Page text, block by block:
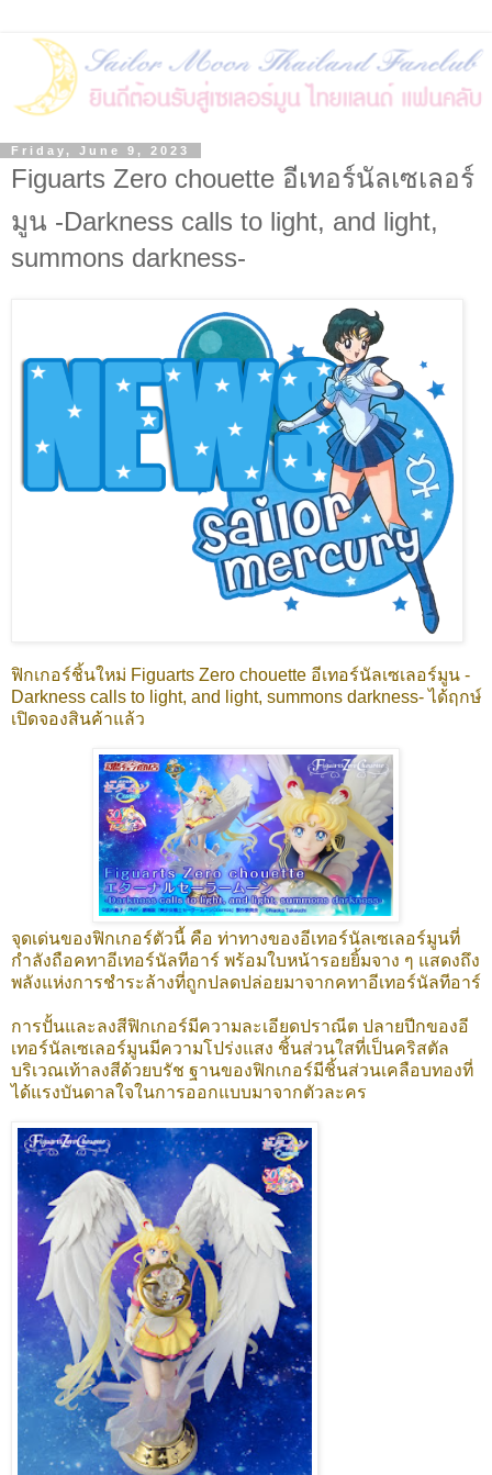
Friday, June 9, 2023
Figuarts Zero chouette อีเทอร์นัลเซเลอร์
มูน -Darkness calls to light, and light,
summons darkness-
ฟิกเกอร์ชิ้นใหม่ Figuarts Zero chouette อีเทอร์นัลเซเลอร์มูน -
Darkness calls to light, and light, summons darkness- ได้ฤกษ์
เปิดจองสินค้าแล้ว
จุดเด่นของฟิกเกอร์ตัวนี้ คือ ท่าทางของอีเทอร์นัลเซเลอร์มูนที่
กำลังถือคทาอีเทอร์นัลทีอาร์ พร้อมใบหน้ารอยยิ้มจาง ๆ แสดงถึง
พลังแห่งการชำระล้างที่ถูกปลดปล่อยมาจากคทาอีเทอร์นัลทีอาร์
การปั้นและลงสีฟิกเกอร์มีความละเอียดปราณีต ปลายปีกของอี
เทอร์นัลเซเลอร์มูนมีความโปร่งแสง ชิ้นส่วนใสที่เป็นคริสตัล
บริเวณเท้าลงสีด้วยบรัช ฐานของฟิกเกอร์มีชิ้นส่วนเคลือบทองที่
ได้แรงบันดาลใจในการออกแบบมาจากตัวละคร